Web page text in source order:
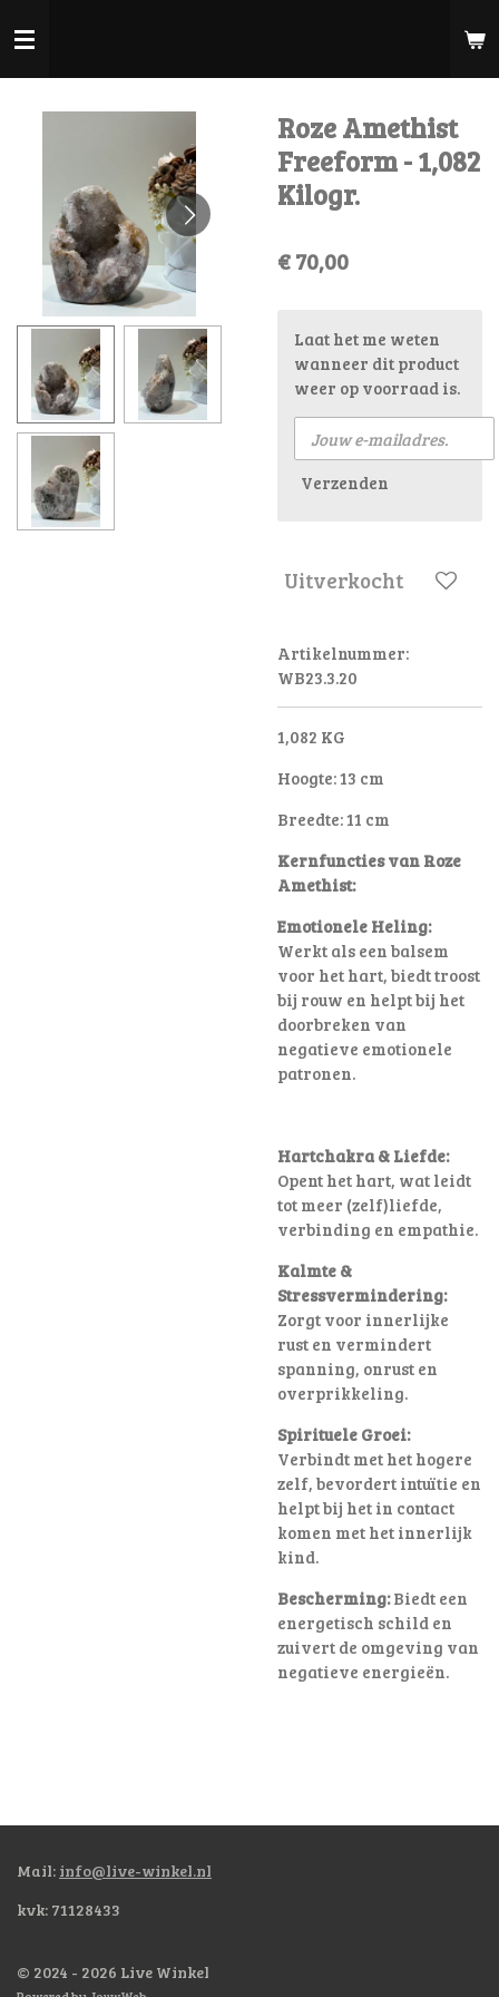
direct
Roze Amethist
Freeform - 1,082
Kilogr.
€ 70,00
Laat het me weten
wanneer dit product
weer op voorraad is.
Verzenden
Uitverkocht
Artikelnummer:
WB23.3.20
1,082 KG
Hoogte: 13 cm
Breedte: 11 cm
Kernfuncties van Roze
Amethist:
Emotionele Heling:
Werkt als een balsem
voor het hart, biedt troost
bij rouw en helpt bij het
doorbreken van
negatieve emotionele
patronen.
Hartchakra & Liefde:
Opent het hart, wat leidt
tot meer (zelf)liefde,
verbinding en empathie.
Kalmte &
Stressvermindering:
Zorgt voor innerlijke
rust en vermindert
spanning, onrust en
overprikkeling.
Spirituele Groei:
Verbindt met het hogere
zelf, bevordert intuïtie en
helpt bij het in contact
komen met het innerlijk
kind.
Bescherming:Biedt een
energetisch schild en
zuivert de omgeving van
negatieve energieën.
Mail: info@live-winkel.nl
kvk: 71128433
© 2024 - 2026 Live Winkel